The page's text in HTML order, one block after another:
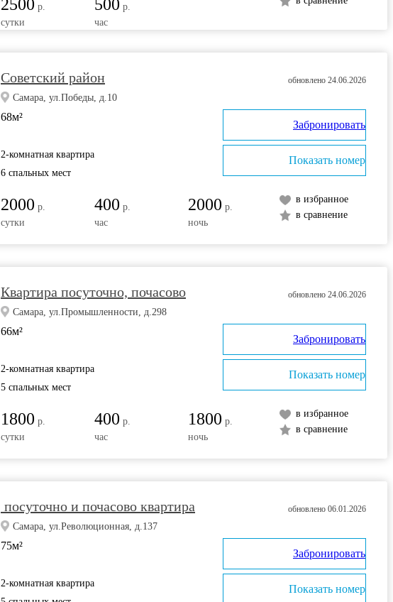
2500 р.
сутки
500 р.
час
Советский район
Самара, ул.Победы, д.10
68м²
2-комнатная квартира
6 спальных мест
2000 р.
сутки
400 р.
час
2000 р.
ночь
обновлено 24.06.2026
в избранное
в сравнение
Забронировать
Показать номер
Квартира посуточно, почасово
Самара, ул.Промышленности, д.298
66м²
2-комнатная квартира
5 спальных мест
1800 р.
сутки
400 р.
час
1800 р.
ночь
обновлено 24.06.2026
в избранное
в сравнение
Забронировать
Показать номер
посуточно и почасово квартира
Самара, ул.Революционная, д.137
75м²
2-комнатная квартира
обновлено 06.01.2026
Забронировать
Показать номер